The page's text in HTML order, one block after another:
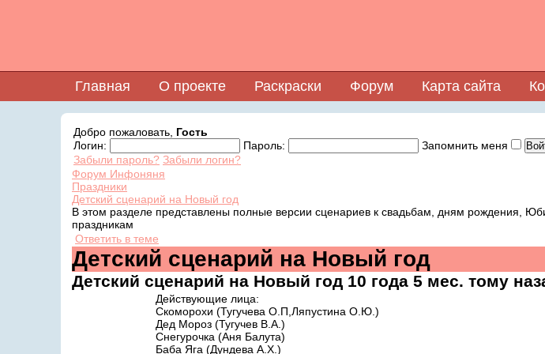
Главная О проекте Раскраски Форум Карта сайта
Добро пожаловать, Гость
Логин:
Пароль:
Запомнить меня
Забыли пароль? Забыли логин?
Форум Инфоняня
Праздники
Детский сценарий на Новый год
В этом разделе представлены полные версии сценариев к свадьбам, дням рождения,
праздникам
Ответить в теме
Детский сценарий на Новый год
Детский сценарий на Новый год 10 года 5 мес. тому
Действующие лица:
Скоморохи (Тугучева О.П,Ляпустина О.Ю.)
Дед Мороз (Тугучев В.А.)
Снегурочка (Аня Балута)
Баба Яга (Дундева А.Х.)